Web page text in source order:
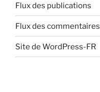
Flux des publications
Flux des commentaires
Site de WordPress-FR